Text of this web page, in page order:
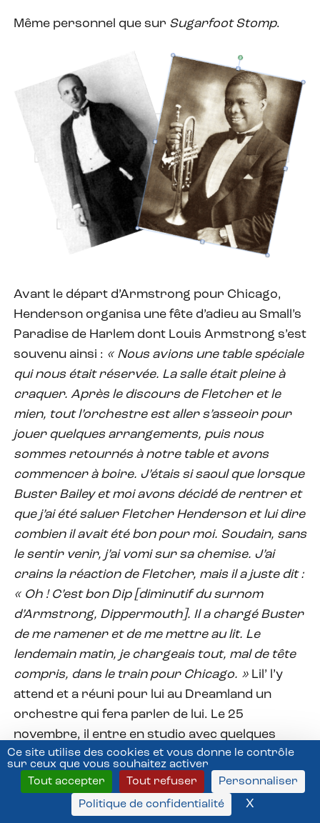
Ce site utilise des cookies et vous donne le contrôle
sur ceux que vous souhaitez activer
Tout accepter
Tout refuser
Personnaliser
Politique de confidentialité
X
Même personnel que sur Sugarfoot Stomp.
Avant le départ d’Armstrong pour Chicago,
Henderson organisa une fête d’adieu au Small’s
Paradise de Harlem dont Louis Armstrong s’est
souvenu ainsi : « Nous avions une table spéciale
qui nous était réservée. La salle était pleine à
craquer. Après le discours de Fletcher et le
mien, tout l’orchestre est aller s’asseoir pour
jouer quelques arrangements, puis nous
sommes retournés à notre table et avons
commencer à boire. J’étais si saoul que lorsque
Buster Bailey et moi avons décidé de rentrer et
que j’ai été saluer Fletcher Henderson et lui dire
combien il avait été bon pour moi. Soudain, sans
le sentir venir, j’ai vomi sur sa chemise. J’ai
crains la réaction de Fletcher, mais il a juste dit :
« Oh ! C’est bon Dip [diminutif du surnom
d’Armstrong, Dippermouth]. Il a chargé Buster
de me ramener et de me mettre au lit. Le
lendemain matin, je chargeais tout, mal de tête
compris, dans le train pour Chicago. » Lil’ l’y
attend et a réuni pour lui au Dreamland un
orchestre qui fera parler de lui. Le 25
novembre, il entre en studio avec quelques
amis néo-orléanais pour enregistrer les
premières faces des historiques Hot Five, dont
unGut Bucket Bluesoù il peut enfin donner de
la voix à sa guise.